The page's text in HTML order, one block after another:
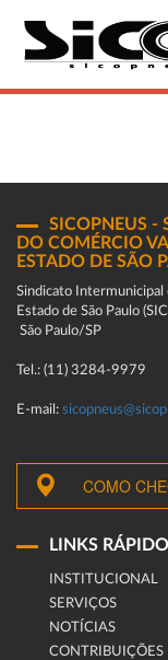
SICOPNEUS -
DO COMÉRCIO
ESTADO DE SÃO
Sindicato Intermunicipal
Estado de São Paulo
São Paulo/SP
Tel.: (11) 3284-9979
E-mail:
COMO
LINKS
INSTITUCIONAL
SERVIÇOS
NOTÍCIAS
CONTRIBUIÇÕES